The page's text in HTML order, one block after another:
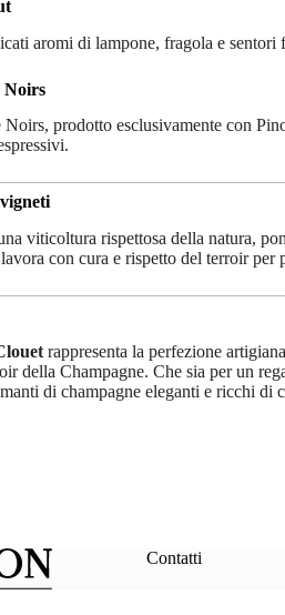
aromi di lampone, fragola e
Noirs
prodotto esclusivamente con
viticoltura rispettosa della natura,
con cura e rispetto del terroir per
rappresenta la perfezione
della Champagne. Che sia per un
di champagne eleganti e ricchi di
Contatti